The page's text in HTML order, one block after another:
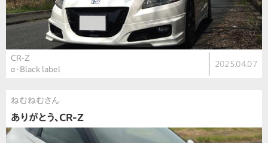
CR-Z
α・Black label
2025.04.07
ねむねむさん
ありがとう、CR-Z